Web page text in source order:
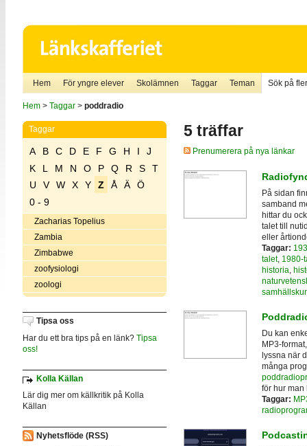
Hem För yngre elever Skolämnen Taggar Teman Sök på
Hem> Taggar> poddradio
Taggar
A B C D E F G H I
J
K
L M N O P Q R S
T
U
V W X Y Z Å Ä
Ö
0 - 9
Zacharias Topelius
Zambia
Zimbabwe
zoofysiologi
zoologi
Tipsa oss
Har du ett bra tips på en länk? Tipsa
oss!
Kolla Källan
Lär dig mer om källkritik på Kolla
Källan
Nyhetsflöde (RSS)
5 träffar
Prenumerera på nya länkar
På sidan
samband
hittar du
talet till
eller
Taggar:
talet, 1980-
historia
Du kan
MP3-
lyssna när
många
för hur man
Taggar: